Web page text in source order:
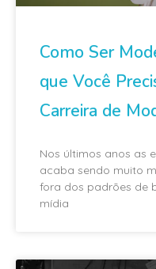
Como Ser
que Você
Carreira de
Nos últimos anos as
acaba sendo muito
fora dos padrões de
mídia